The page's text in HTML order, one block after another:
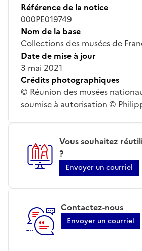
Référence de la notice
000PE019749
Nom de la base
Collections des musées de
Date de mise à jour
3 mai 2021
Crédits photographiques
© Réunion des musées
soumise à autorisation ©
Vous souhaitez
?
Envoyer un courriel
Contactez-nous
Envoyer un courriel